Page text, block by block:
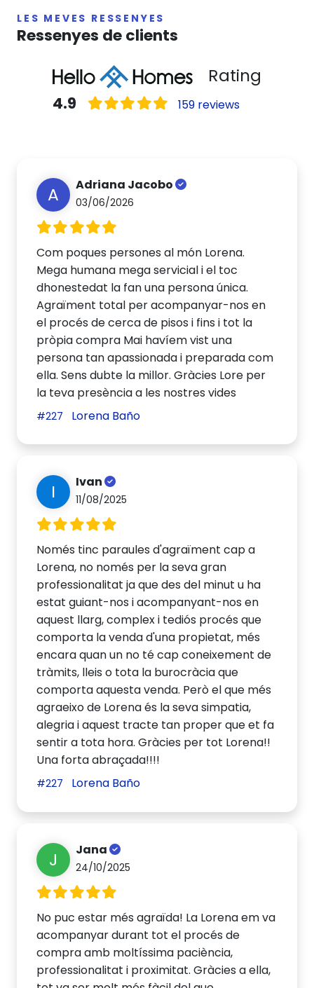
LES MEVES RESSENYES
Ressenyes de clients
Rating
4.9 159 reviews
A Adriana Jacobo
03/06/2026
Com poques persones al món Lorena.
Mega humana mega servicial i el toc
dhonestedat la fan una persona única.
Agraïment total per acompanyar-nos en
el procés de cerca de pisos i fins i tot la
pròpia compra Mai havíem vist una
persona tan apassionada i preparada com
ella. Sens dubte la millor. Gràcies Lore per
la teva presència a les nostres vides
#227 Lorena Baño
I Ivan
11/08/2025
Només tinc paraules d'agraïment cap a
Lorena, no només per la seva gran
professionalitat ja que des del minut u ha
estat guiant-nos i acompanyant-nos en
aquest llarg, complex i tediós procés que
comporta la venda d'una propietat, més
encara quan un no té cap coneixement de
tràmits, lleis o tota la burocràcia que
comporta aquesta venda. Però el que més
agraeixo de Lorena és la seva simpatia,
alegria i aquest tracte tan proper que et fa
sentir a tota hora. Gràcies per tot Lorena!!
Una forta abraçada!!!!
#227 Lorena Baño
J Jana
24/10/2025
No puc estar més agraïda! La Lorena em va
acompanyar durant tot el procés de
compra amb moltíssima paciència,
professionalitat i proximitat. Gràcies a ella,